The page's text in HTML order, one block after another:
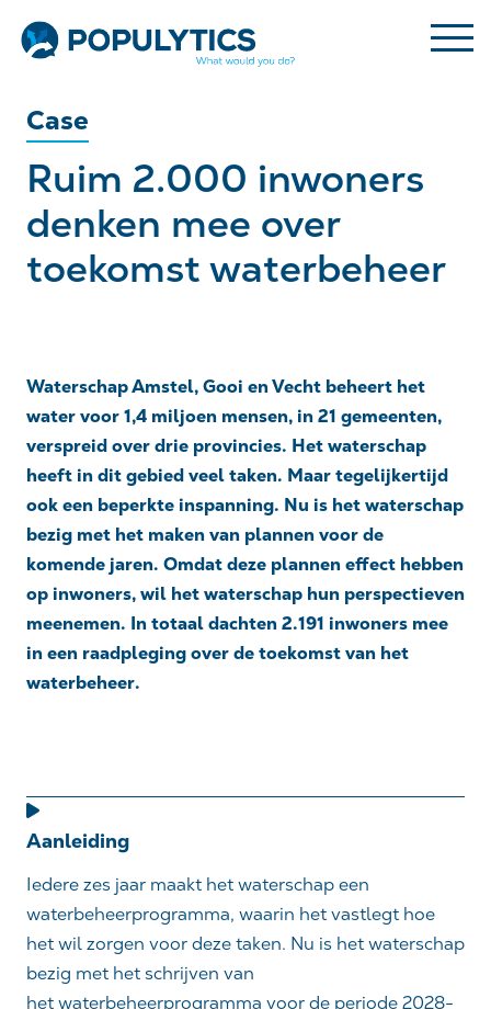
Case
Ruim 2.000 inwoners
denken mee over
toekomst waterbeheer
Waterschap Amstel, Gooi en Vecht beheert het
water voor 1,4 miljoen mensen, in 21 gemeenten,
verspreid over drie provincies. Het waterschap
heeft in dit gebied veel taken. Maar tegelijkertijd
ook een beperkte inspanning. Nu is het waterschap
bezig met het maken van plannen voor de
komende jaren. Omdat deze plannen effect hebben
op inwoners, wil het waterschap hun perspectieven
meenemen. In totaal dachten 2.191 inwoners mee
in een raadpleging over de toekomst van het
waterbeheer.
Aanleiding
Iedere zes jaar maakt het waterschap een
waterbeheerprogramma, waarin het vastlegt hoe
het wil zorgen voor deze taken. Nu is het waterschap
bezig met het schrijven van
hetwaterbeheerprogramma voor de periode 2028-